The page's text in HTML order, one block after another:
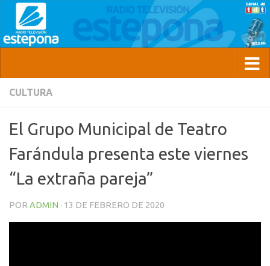
CULTURA
El Grupo Municipal de Teatro
Farándula presenta este viernes
“La extraña pareja”
POR ADMIN · 13 DE FEBRERO DE 2020